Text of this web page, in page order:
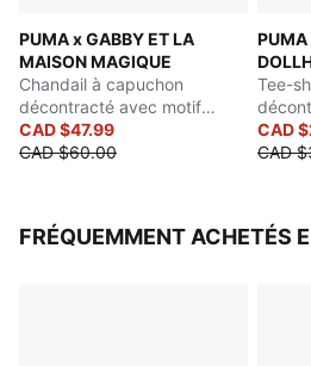
Gabby et la Maison magique et
PUMA Enfants : Recommandé
entre 4 et 8 ans
PUMA x GABBY ET LA
MAISON MAGIQUE
Chandail à capuchon
décontracté avec motif
graphique pour jeunes
enfants
CAD $47.99
CAD $60.00
PUMA
Tee-
CAD
CAD
FRÉQUEMMENT ACHETÉS